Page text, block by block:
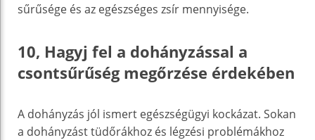
sűrűsége és az egészséges zsír mennyisége.
10, Hagyj fel a dohányzással a
csontsűrűség megőrzése érdekében
A dohányzás jól ismert egészségügyi kockázat. Sokan
a dohányzást tüdőrákhoz és légzési problémákhoz